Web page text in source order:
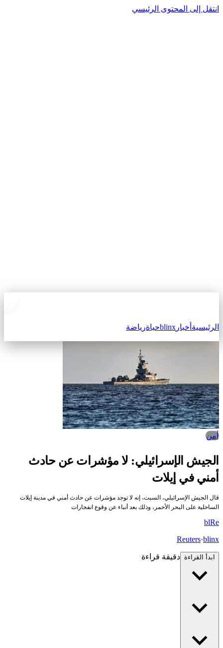
انتقل إلى المحتوى الرئيسي
الرئيسية أخبار blinxحياةرياضة
أمن‎
الجيش الإسرائيلي: لا مؤشرات عن حادث
أمني في إيلات
قال الجيش الإسرائيلي، السبت، إنه لا توجد مؤشرات عن حادث أمني في مدينة إيلات
الساحلية على البحر الأحمر، وذلك بعد أنباء عن وقوع انفجارات
blRe
blinx
·
Reuters
ابدأ القراءة دقيقة قراءة